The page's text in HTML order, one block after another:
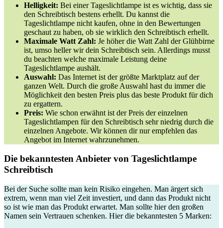
Helligkeit: Bei einer Tageslichtlampe ist es wichtig, dass sie
den Schreibtisch bestens erhellt. Du kannst die
Tageslichtlampe nicht kaufen, ohne in den Bewertungen
geschaut zu haben, ob sie wirklich den Schreibtisch erhellt.
Maximale Watt Zahl: Je höher die Watt Zahl der Glühbirne
ist, umso heller wir dein Schreibtisch sein. Allerdings musst
du beachten welche maximale Leistung deine
Tageslichtlampe aushält.
Auswahl: Das Internet ist der größte Marktplatz auf der
ganzen Welt. Durch die große Auswahl hast du immer die
Möglichkeit den besten Preis plus das beste Produkt für dich
zu ergattern.
Preis: Wie schon erwähnt ist der Preis der einzelnen
Tageslichtlampen für den Schreibtisch sehr niedrig durch die
einzelnen Angebote. Wir können dir nur empfehlen das
Angebot im Internet wahrzunehmen.
Die bekanntesten Anbieter von Tageslichtlampe
Schreibtisch
Bei der Suche sollte man kein Risiko eingehen. Man ärgert sich
extrem, wenn man viel Zeit investiert, und dann das Produkt nicht
so ist wie man das Produkt erwartet. Man sollte hier den großen
Namen sein Vertrauen schenken. Hier die bekanntesten 5 Marken: